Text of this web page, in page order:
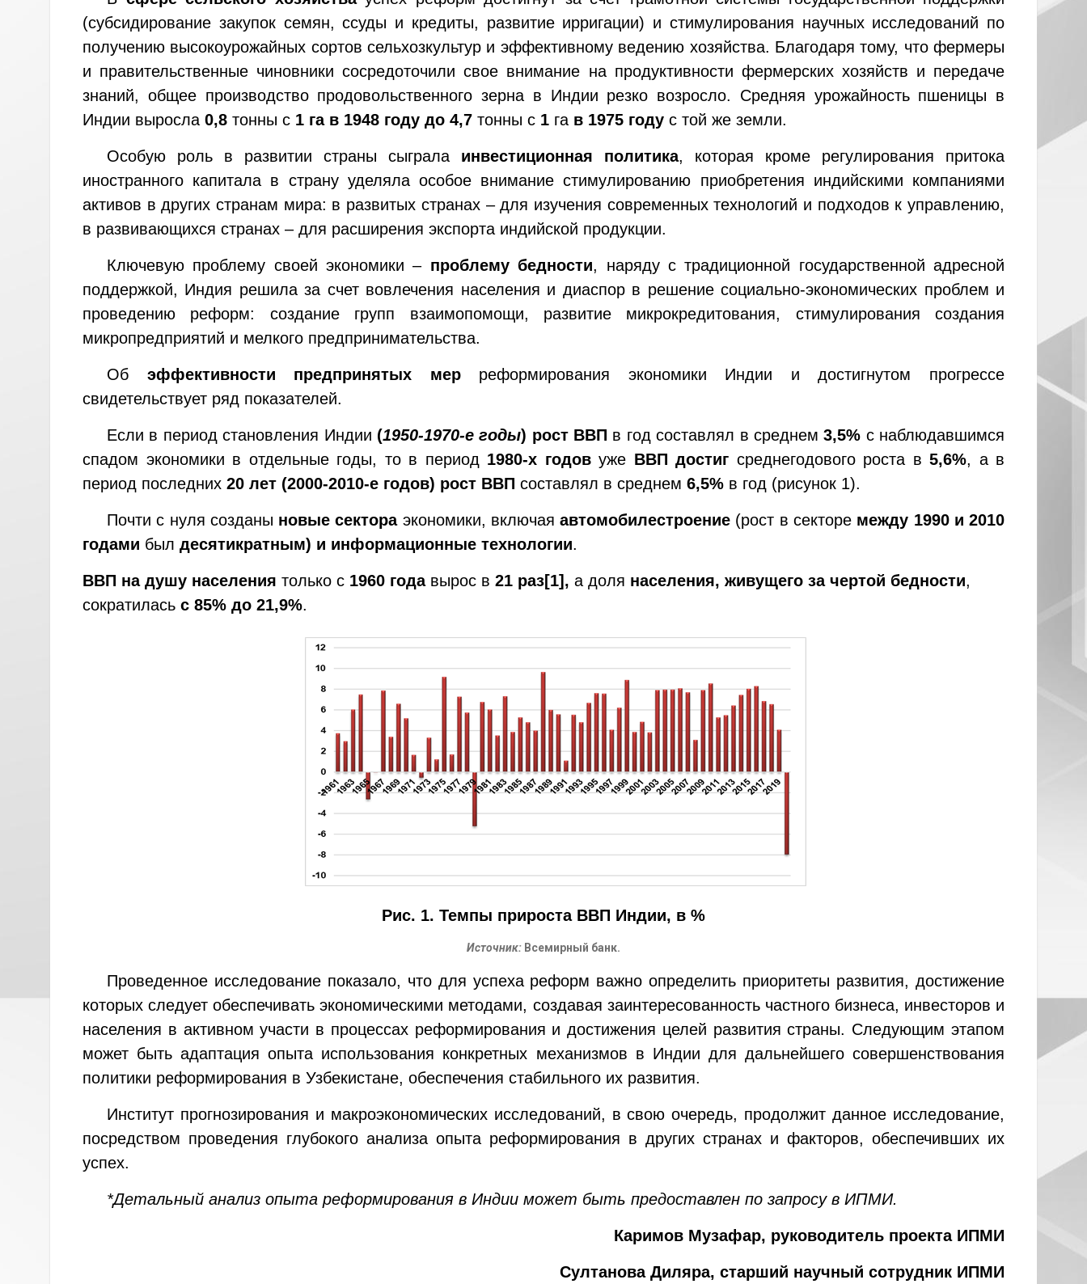
(субсидирование закупок семян, ссуды и кредиты, развитие ирригации) и стимулирования научных исследований по
получению высокоурожайных сортов сельхозкультур и эффективному ведению хозяйства. Благодаря тому, что фермеры
и правительственные чиновники сосредоточили свое внимание на продуктивности фермерских хозяйств и передаче
знаний, общее производство продовольственного зерна в Индии резко возросло. Средняя урожайность пшеницы в
Индии выросла 0,8 тонны с 1 га в 1948 году до 4,7 тонны с 1 га в 1975 году с той же земли.
Особую роль в развитии страны сыграла инвестиционная политика, которая кроме регулирования притока
иностранного капитала в страну уделяла особое внимание стимулированию приобретения индийскими компаниями
активов в других странам мира: в развитых странах – для изучения современных технологий и подходов к управлению,
в развивающихся странах – для расширения экспорта индийской продукции.
Ключевую проблему своей экономики – проблему бедности, наряду с традиционной государственной адресной
поддержкой, Индия решила за счет вовлечения населения и диаспор в решение социально-экономических проблем и
проведению реформ: создание групп взаимопомощи, развитие микрокредитования, стимулирования создания
микропредприятий и мелкого предпринимательства.
Об эффективности предпринятых мерреформирования экономики Индии и достигнутом прогрессе
свидетельствует ряд показателей.
Если в период становления Индии (1950-1970-е годы) рост ВВП в год составлял в среднем3,5% с наблюдавшимся
спадом экономики в отдельные годы, то в период 1980-х годовуже ВВП достиг среднегодового роста в 5,6%, а в
период последних 20 лет (2000-2010-е годов) рост ВВП составлял в среднем 6,5% в год (рисунок 1).
Почти с нуля созданы новые сектораэкономики, включаяавтомобилестроение (рост в секторе между 1990 и 2010
годами был десятикратным) и информационные технологии.
ВВП на душу населения только с 1960 годавырос в 21 раз[1] , а доля населения, живущего за чертой бедности,
сократилась с 85% до 21,9%.
Рис. 1. Темпы прироста ВВП Индии, в %
Источник: Всемирный банк.
Проведенное исследование показало, что для успеха реформ важно определить приоритеты развития, достижение
которых следует обеспечивать экономическими методами, создавая заинтересованность частного бизнеса, инвесторов и
населения в активном участи в процессах реформирования и достижения целей развития страны. Следующим этапом
может быть адаптация опыта использования конкретных механизмов в Индии для дальнейшего совершенствования
политики реформирования в Узбекистане, обеспечения стабильного их развития.
Институт прогнозирования и макроэкономических исследований, в свою очередь, продолжит данное исследование,
посредством проведения глубокого анализа опыта реформирования в других странах и факторов, обеспечивших их
успех.
*Детальный анализ опыта реформирования в Индии может быть предоставлен по запросу в ИПМИ.
Каримов Музафар, руководитель проекта ИПМИ
Султанова Диляра, старший научный сотрудник ИПМИ